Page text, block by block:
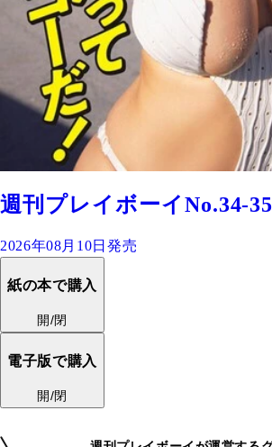
週刊プレイボーイNo.34-35
2026年08月10日発売
紙の本で購入
開/閉
電子版で購入
開/閉